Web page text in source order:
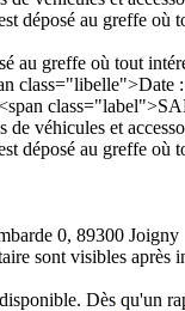
déposé au greffe
au greffe où tout
class="libelle">Date
de véhicules et
déposé au greffe
0, 89300 Joigny
sont visibles après
Dès qu'un